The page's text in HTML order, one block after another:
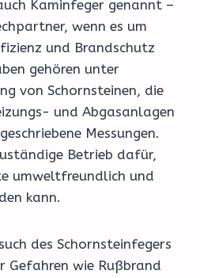
Kaminfeger genannt –
wenn es um
und Brandschutz
gehören unter
von Schornsteinen, die
und Abgasanlagen
Messungen.
Betrieb dafür,
umweltfreundlich und
kann.
des Schornsteinfegers
wie Rußbrand